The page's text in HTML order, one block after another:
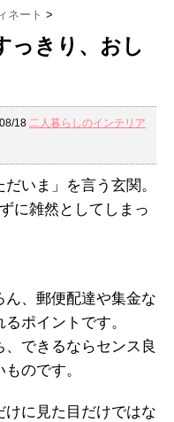
ネート >
っきり、おし
18 二人暮らしのインテリア
いま」を言う玄関。
に雑然としてしまっ
、郵便配達や集金な
ポイントです。
できるならセンス良
のです。
に見た目だけではな